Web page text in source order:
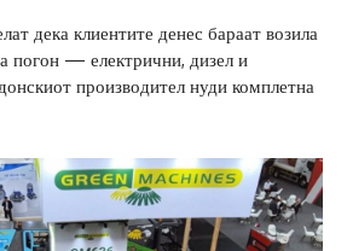
дека клиентите денес бараат возила
погон — електрични, дизел и
производител нуди комплетна